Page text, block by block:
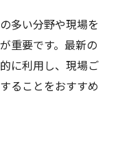
多い分野や現場を
重要です。最新の
に利用し、現場ご
ることをおすすめ